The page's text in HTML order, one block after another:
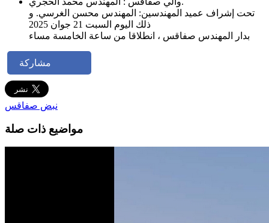
تحت إشراف عميد المهندسين: المهندس محسن الغرسي. و
ذلك اليوم السبت 21 جوان 2025
بدار المهندس صفاقس ، انطلاقا من ساعة الخامسة مساء
مشاركة
نبض صفاقس
مواضيع ذات صلة